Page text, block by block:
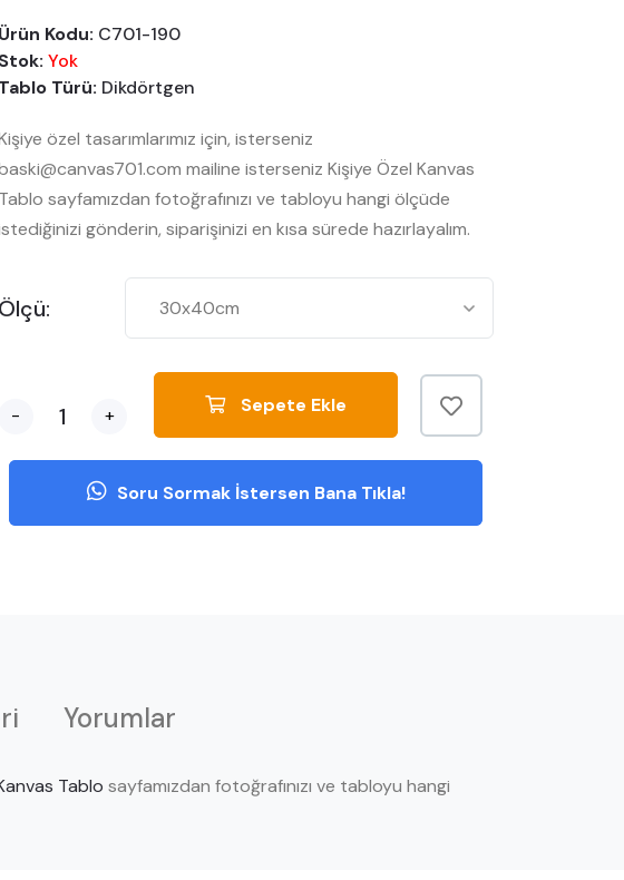
Ürün Kodu: C701-190
Stok: Yok
Tablo Türü: Dikdörtgen
özel tasarımlarımız için, isterseniz
mailine isterseniz Kişiye Özel Kanvas
Tablo sayfamızdan fotoğrafınızı ve tabloyu hangi ölçüde
gönderin, siparişinizi en kısa sürede hazırlayalım.
Ölçü:
- + Sepete Ekle
Soru Sormak İstersen Bana Tıkla!
Yorumlar
Tablo sayfamızdan fotoğrafınızı ve tabloyu hangi